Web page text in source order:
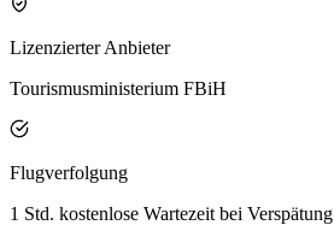
Lizenzierter Anbieter
Tourismusministerium FBiH
Flugverfolgung
1 Std. kostenlose Wartezeit bei Verspätung